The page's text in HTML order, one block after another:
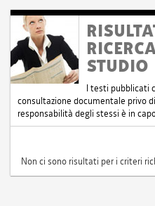
STUDIO
I testi pubblicati
consultazione documentale privo
responsabilità degli stessi è in
Non ci sono risultati per i criteri